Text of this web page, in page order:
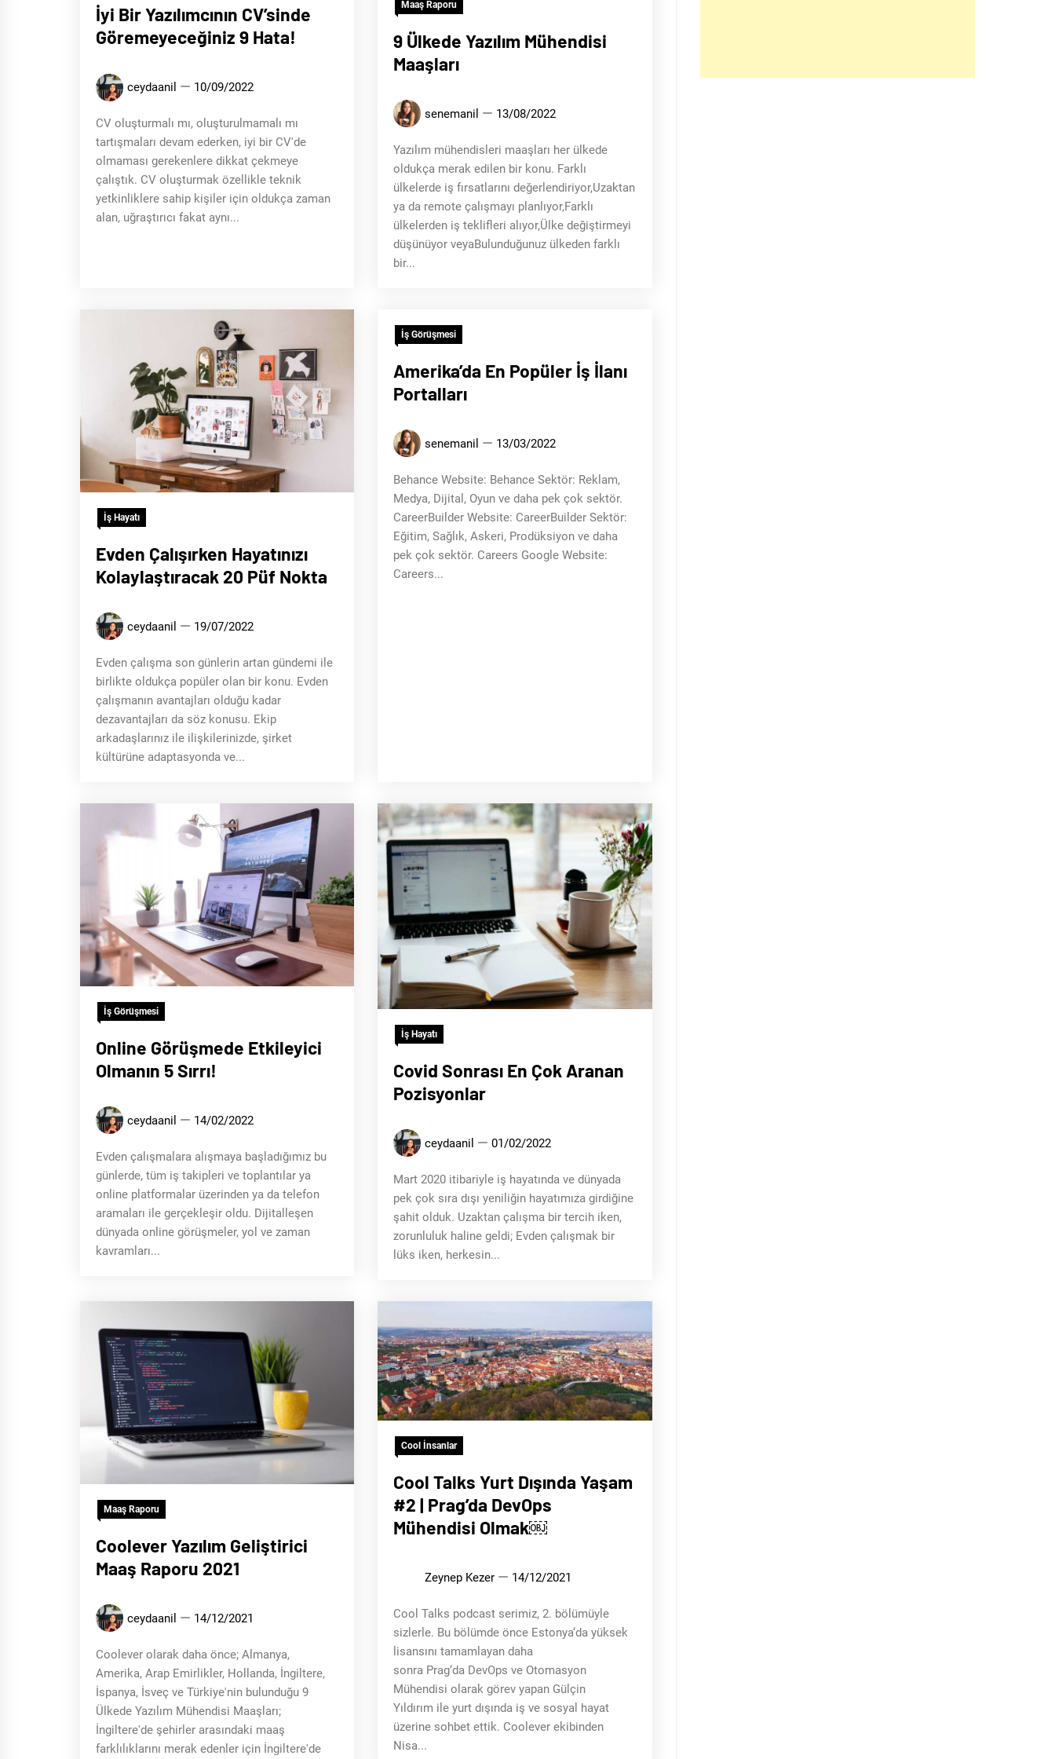
İyi Bir Yazılımcının CV’sinde
Göremeyeceğiniz 9 Hata!
ceydaanil 10/09/2022
CV oluşturmalı mı, oluşturulmamalı mı
tartışmaları devam ederken, iyi bir CV'de
olmaması gerekenlere dikkat çekmeye
çalıştık. CV oluşturmak özellikle teknik
yetkinliklere sahip kişiler için oldukça zaman
alan, uğraştırıcı fakat aynı...
Maaş Raporu
9 Ülkede Yazılım Mühendisi
Maaşları
senemanil 13/08/2022
Yazılım mühendisleri maaşları her ülkede
oldukça merak edilen bir konu. Farklı
ülkelerde iş fırsatlarını değerlendiriyor,Uzaktan
ya da remote çalışmayı planlıyor,Farklı
ülkelerden iş teklifleri alıyor,Ülke değiştirmeyi
düşünüyor veyaBulunduğunuz ülkeden farklı
bir...
İş Hayatı
Evden Çalışırken Hayatınızı
Kolaylaştıracak 20 Püf Nokta
ceydaanil 19/07/2022
Evden çalışma son günlerin artan gündemi ile
birlikte oldukça popüler olan bir konu. Evden
çalışmanın avantajları olduğu kadar
dezavantajları da söz konusu. Ekip
arkadaşlarınız ile ilişkilerinizde, şirket
kültürüne adaptasyonda ve...
İş Görüşmesi
Amerika’da En Popüler İş İlanı
Portalları
senemanil 13/03/2022
Behance Website: Behance Sektör: Reklam,
Medya, Dijital, Oyun ve daha pek çok sektör.
CareerBuilder Website: CareerBuilder Sektör:
Eğitim, Sağlık, Askeri, Prodüksiyon ve daha
pek çok sektör. Careers Google Website:
Careers...
İş Görüşmesi
Online Görüşmede Etkileyici
Olmanın 5 Sırrı!
ceydaanil 14/02/2022
Evden çalışmalara alışmaya başladığımız bu
günlerde, tüm iş takipleri ve toplantılar ya
online platformalar üzerinden ya da telefon
aramaları ile gerçekleşir oldu. Dijitalleşen
dünyada online görüşmeler, yol ve zaman
kavramları...
İş Hayatı
Covid Sonrası En Çok Aranan
Pozisyonlar
ceydaanil 01/02/2022
Mart 2020 itibariyle iş hayatında ve dünyada
pek çok sıra dışı yeniliğin hayatımıza girdiğine
şahit olduk. Uzaktan çalışma bir tercih iken,
zorunluluk haline geldi; Evden çalışmak bir
lüks iken, herkesin...
Maaş Raporu
Coolever Yazılım Geliştirici
Maaş Raporu 2021
ceydaanil 14/12/2021
Coolever olarak daha önce; Almanya,
Amerika, Arap Emirlikler, Hollanda, İngiltere,
İspanya, İsveç ve Türkiye'nin bulunduğu 9
Ülkede Yazılım Mühendisi Maaşları;
İngiltere'de şehirler arasındaki maaş
farklılıklarını merak edenler için İngiltere'de
Cool İnsanlar
Cool Talks Yurt Dışında Yaşam
#2 | Prag’da DevOps
Mühendisi Olmak￼
Zeynep Kezer 14/12/2021
Cool Talks podcast serimiz, 2. bölümüyle
sizlerle. Bu bölümde önce Estonya‘da yüksek
lisansını tamamlayan daha
sonra Prag‘da DevOps ve Otomasyon
Mühendisi olarak görev yapan Gülçin
Yıldırım ile yurt dışında iş ve sosyal hayat
üzerine sohbet ettik. Coolever ekibinden
Nisa...